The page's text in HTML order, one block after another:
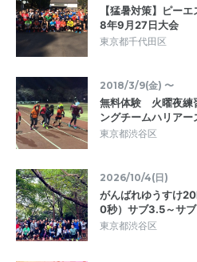
【猛暑対策】ピー
8年9月27日大会
東京都千代田区
2018/3/9(金) 〜
無料体験 火曜夜練
ングチームハリアー
東京都渋谷区
2026/10/4(日)
がんばれゆうすけ
0秒）サブ3.5～サブ
東京都渋谷区